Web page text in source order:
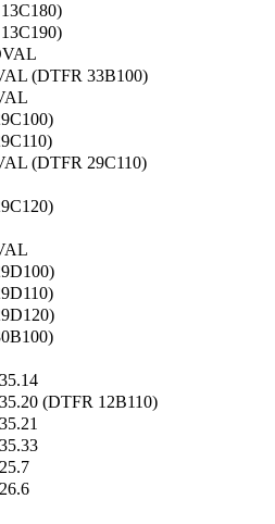
(DTFR 33B100)
(DTFR 29C110)
(DTFR 12B110)